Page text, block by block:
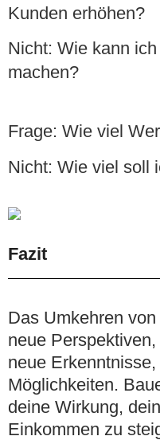
Kunden erhöhen?
Nicht: Wie kann
machen?
Frage: Wie viel
Nicht: Wie viel soll
Fazit
Das Umkehren
neue
neue
Möglichkeiten.
deine Wirkung,
Einkommen zu